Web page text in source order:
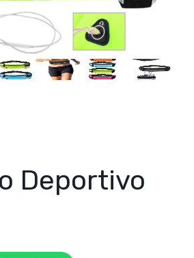
Deportivo